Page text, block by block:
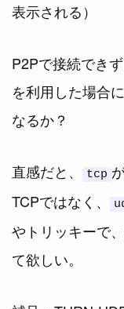
表示される）
P2Pで接続でき
を利用した場合
なるか？
直感だと、 tcp
TCPではなく、
やトリッキーで
て欲しい。